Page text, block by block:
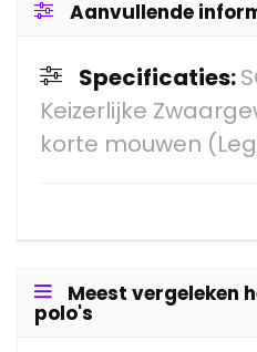
Aanvullende
Specificaties:
Keizerlijke
korte mouwen
Meest vergeleken
polo's